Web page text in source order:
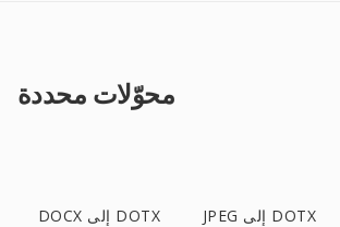
محوّلات محددة
DOCX إلى DOTX JPEG إلى DOTX